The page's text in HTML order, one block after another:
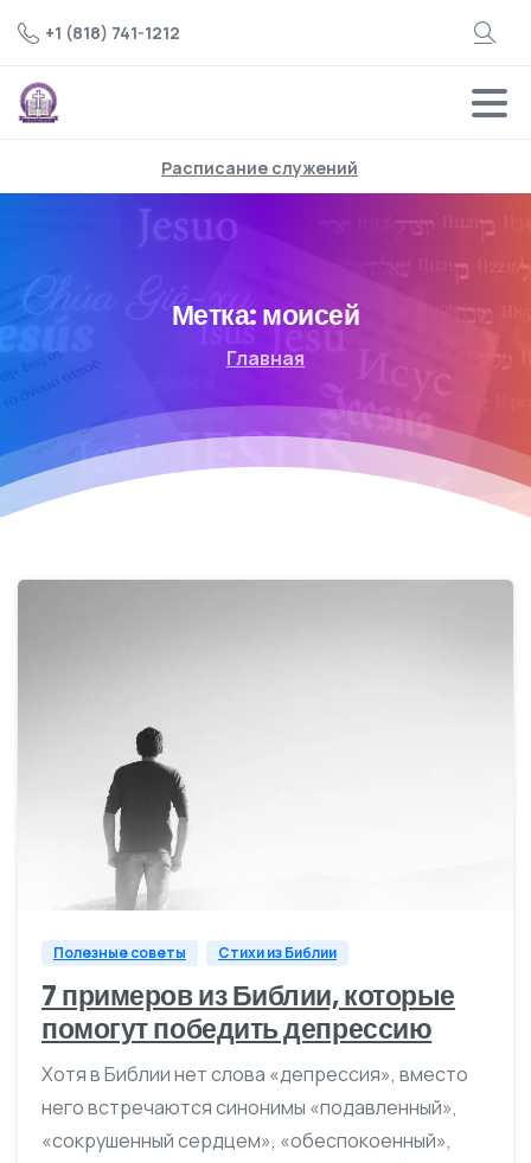
+1 (818) 741-1212
Расписание служений
Метка:моисей
Главная
Полезные советы Стихи из Библии
7 примеров из Библии, которые
помогут победить депрессию
Хотя в Библии нет слова «депрессия», вместо
него встречаются синонимы «подавленный»,
«сокрушенный сердцем», «обеспокоенный»,